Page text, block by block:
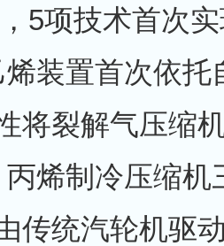
5项技术首次
装置首次依托
将裂解气压缩
烯制冷压缩机
传统汽轮机驱